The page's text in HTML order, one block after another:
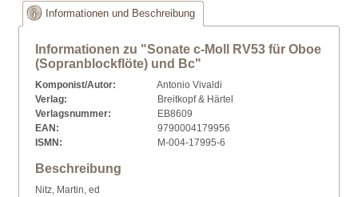
Informationen und Beschreibung
Informationen zu "Sonate c-Moll RV53 für Oboe
(Sopranblockflöte) und Bc"
Komponist/Autor:
Antonio Vivaldi
Verlag:
Breitkopf & Härtel
Verlagsnummer:
EB8609
EAN:
9790004179956
ISMN:
M-004-17995-6
Beschreibung
Nitz, Martin, ed